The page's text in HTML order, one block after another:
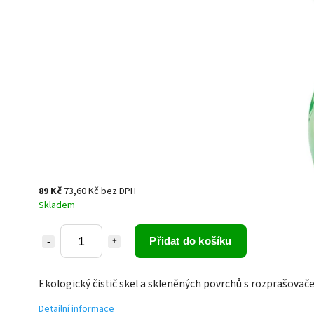
89 Kč 73,60 Kč bez DPH
Skladem
Přidat do košíku
Ekologický čistič skel a skleněných povrchů s
Detailní informace